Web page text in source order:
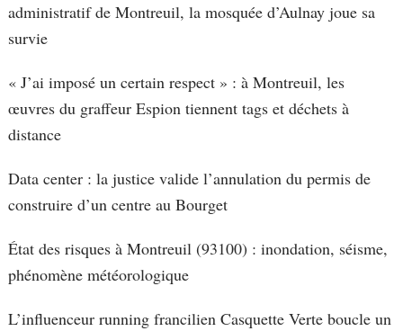
administratif de Montreuil, la mosquée d’Aulnay joue sa
survie
« J’ai imposé un certain respect » : à Montreuil, les
œuvres du graffeur Espion tiennent tags et déchets à
distance
Data center : la justice valide l’annulation du permis de
construire d’un centre au Bourget
État des risques à Montreuil (93100) : inondation, séisme,
phénomène météorologique
L’influenceur running francilien Casquette Verte boucle un